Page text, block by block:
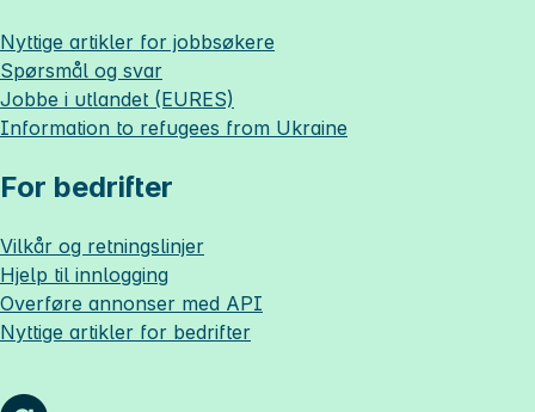
Nyttige artikler for jobbsøkere
Spørsmål og svar
Jobbe i utlandet (EURES)
Information to refugees from Ukraine
For bedrifter
Vilkår og retningslinjer
Hjelp til innlogging
Overføre annonser med API
Nyttige artikler for bedrifter